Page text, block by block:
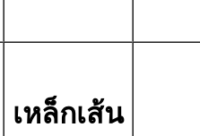
เหล็กเส้น